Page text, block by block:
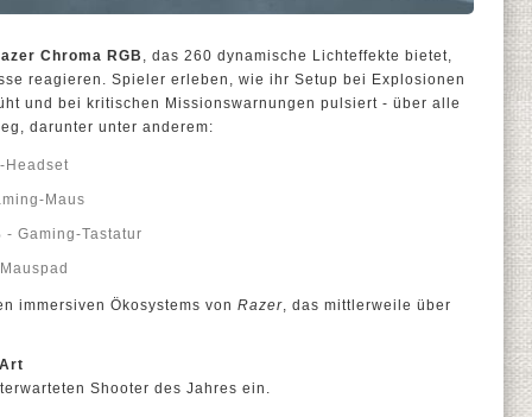
Chroma RGB , das 260 dynamische Lichteffekte bietet,
reagieren. Spieler erleben, wie ihr Setup bei Explosionen
und bei kritischen Missionswarnungen pulsiert - über alle
darunter unter anderem:
Headset
Maus
- Gaming-Tastatur
immersiven Ökosystems von Razer, das mittlerweile über
Shooter des Jahres ein.